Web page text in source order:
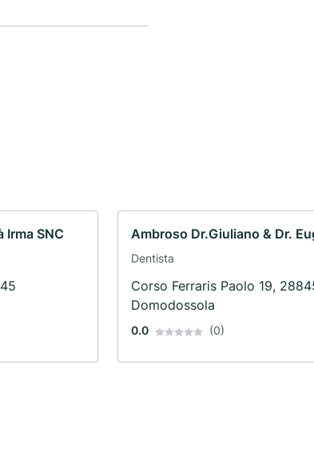
Irma SNC Ambroso Dr.Giuliano & Dr.
Dentista
Corso Ferraris Paolo 19,
Domodossola
0.0 (0)